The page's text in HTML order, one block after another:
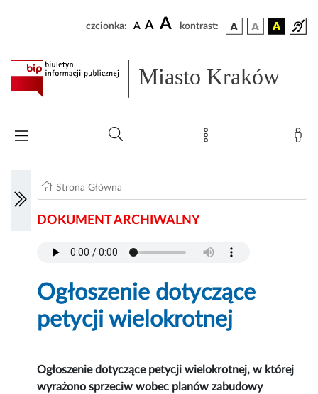
czcionka: A A A kontrast:
Miasto Kraków
Strona Główna
DOKUMENT ARCHIWALNY
Ogłoszenie dotyczące
petycji wielokrotnej
Ogłoszenie dotyczące petycji wielokrotnej, w której
wyrażono sprzeciw wobec planów zabudowy